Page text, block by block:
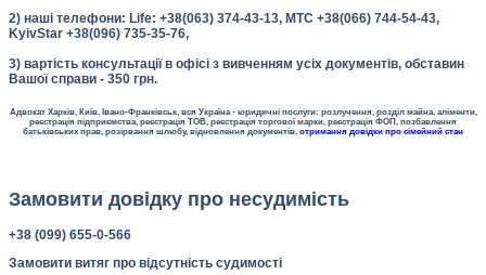
2) наші телефони: Life: +38(063) 374-43-13, МТС +38(066) 744-54-43,
KyivStar +38(096) 735-35-76,
3) вартість консультації в офісі з вивченням усіх документів, обставин
Вашої справи - 350 грн.
Адвокат Харків, Київ, Івано-Франківськ, вся Україна - юридичні послуги: розлучення, розділ майна, аліменти,
реєстрація підприємства, реєстрація ТОВ, реєстрація торгової марки, реєстрація ФОП, позбавлення
батьківських прав, розірвання шлюбу, відновлення документів, отримання довідки про сімейний стан
Замовити довідку про несудимість
+38 (099) 655-0-566
Замовити витяг про відсутність судимості